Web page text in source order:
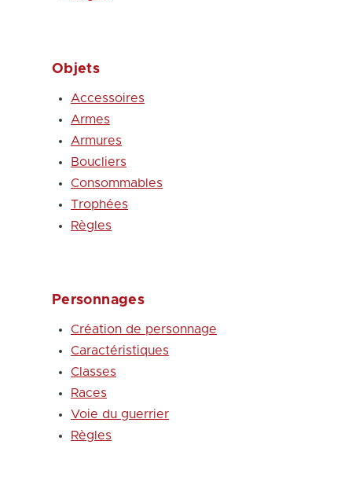
Objets
Accessoires
Armes
Armures
Boucliers
Consommables
Trophées
Règles
Personnages
Création de personnage
Caractéristiques
Classes
Races
Voie du guerrier
Règles